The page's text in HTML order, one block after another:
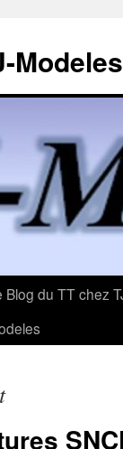
Modeles
Blog du TT chez